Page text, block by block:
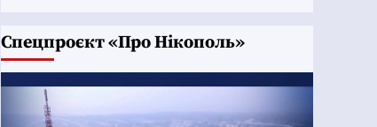
Cпецпроєкт «Про Нікополь»